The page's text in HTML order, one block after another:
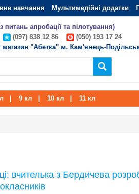
навчання Мультимедійні додатки
питань апробації та пілотування)
(097) 838 12 86
(050) 193 17 24
"Абетка" м. Кам'янець-
9 кл 10 кл 11 кл
вчителька з Бердичева